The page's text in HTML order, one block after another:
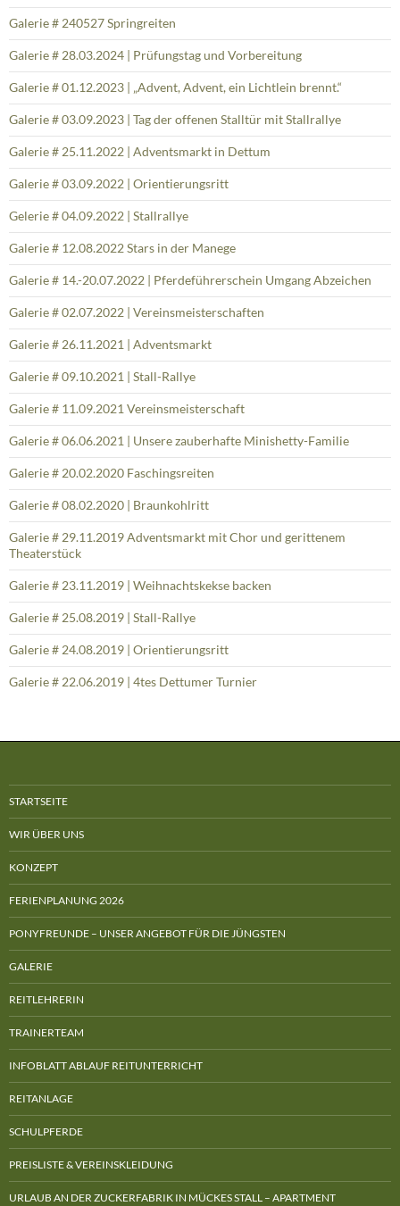
Galerie # 240527 Springreiten
Galerie # 28.03.2024 | Prüfungstag und Vorbereitung
Galerie # 01.12.2023 | „Advent, Advent, ein Lichtlein brennt.“
Galerie # 03.09.2023 | Tag der offenen Stalltür mit Stallrallye
Galerie # 25.11.2022 | Adventsmarkt in Dettum
Galerie # 03.09.2022 | Orientierungsritt
Gelerie # 04.09.2022 | Stallrallye
Galerie # 12.08.2022 Stars in der Manege
Galerie # 14.-20.07.2022 | Pferdeführerschein Umgang Abzeichen
Galerie # 02.07.2022 | Vereinsmeisterschaften
Galerie # 26.11.2021 | Adventsmarkt
Galerie # 09.10.2021 | Stall-Rallye
Galerie # 11.09.2021 Vereinsmeisterschaft
Galerie # 06.06.2021 | Unsere zauberhafte Minishetty-Familie
Galerie # 20.02.2020 Faschingsreiten
Galerie # 08.02.2020 | Braunkohlritt
Galerie # 29.11.2019 Adventsmarkt mit Chor und gerittenem
Theaterstück
Galerie # 23.11.2019 | Weihnachtskekse backen
Galerie # 25.08.2019 | Stall-Rallye
Galerie # 24.08.2019 | Orientierungsritt
Galerie # 22.06.2019 | 4tes Dettumer Turnier
STARTSEITE
WIR ÜBER UNS
KONZEPT
FERIENPLANUNG 2026
PONYFREUNDE – UNSER ANGEBOT FÜR DIE JÜNGSTEN
GALERIE
REITLEHRERIN
TRAINERTEAM
INFOBLATT ABLAUF REITUNTERRICHT
REITANLAGE
SCHULPFERDE
PREISLISTE & VEREINSKLEIDUNG
URLAUB AN DER ZUCKERFABRIK IN MÜCKES STALL – APARTMENT